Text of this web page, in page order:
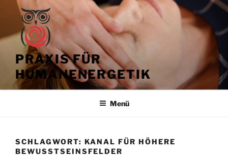
springen
PRAXIS FÜR
HUMANENERGETIK
Menü
SCHLAGWORT: KANAL FÜR HÖHERE
BEWUSSTSEINSFELDER